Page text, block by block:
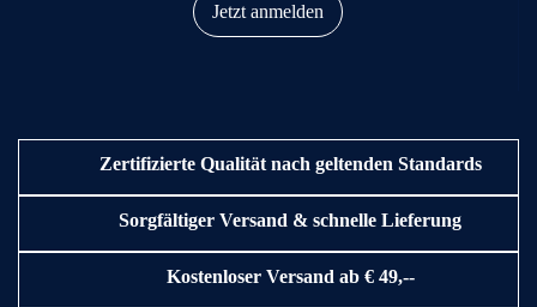
Jetzt anmelden
Zertifizierte Qualität nach geltenden Standards
Sorgfältiger Versand & schnelle Lieferung
Kostenloser Versand ab € 49,--